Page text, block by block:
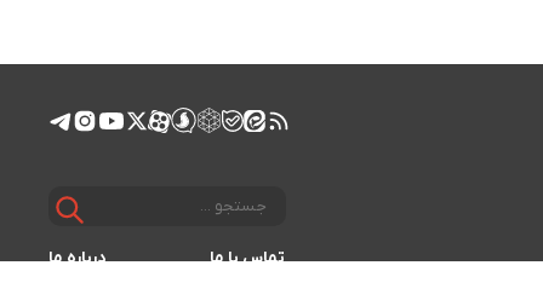
تماس با ما درباره ما